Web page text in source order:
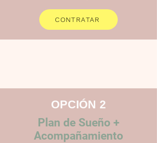
CONTRATAR
OPCIÓN 2
Plan de Sueño +
Acompañamiento